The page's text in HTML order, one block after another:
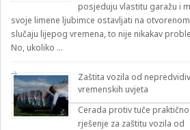
posjeduju vlastitu garažu i
svoje limene ljubimce ostavljati na
slučaju lijepog vremena, to nije nikakav
No, ukoliko …
Zaštita vozila od
vremenskih uvjeta
Cerada protiv tuče
rješenje za zaštitu vozila od